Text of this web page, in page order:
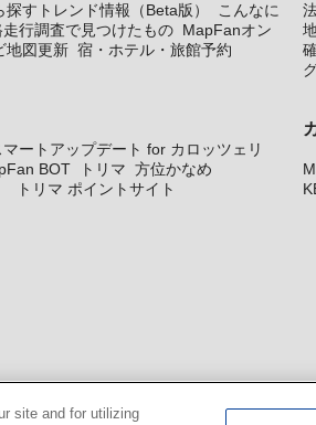
探すトレンド情報（Beta版）
こんなに
走行調査で見つけたもの MapFanオン
地図更新 宿・ホテル・旅館予約
マートアップデート for カロッツェリ
BOT トリマ 方位かなめ
トリマ ポイントサイト
site and for utilizing